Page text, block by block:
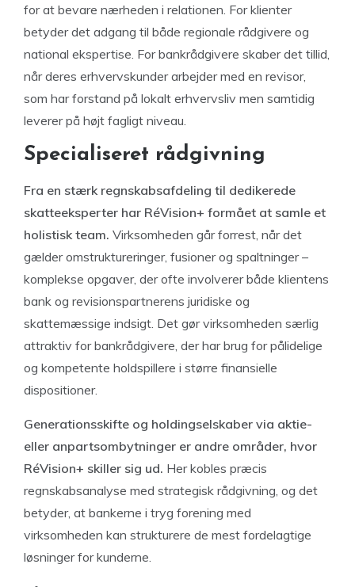
for at bevare nærheden i relationen. For klienter
betyder det adgang til både regionale rådgivere og
national ekspertise. For bankrådgivere skaber det tillid,
når deres erhvervskunder arbejder med en revisor,
som har forstand på lokalt erhvervsliv men samtidig
leverer på højt fagligt niveau.
Specialiseret rådgivning
Fra en stærk regnskabsafdeling til dedikerede
skatteeksperter har RéVision+ formået at samle et
holistisk team. Virksomheden går forrest, når det
gælder omstruktureringer, fusioner og spaltninger –
komplekse opgaver, der ofte involverer både klientens
bank og revisionspartnerens juridiske og
skattemæssige indsigt. Det gør virksomheden særlig
attraktiv for bankrådgivere, der har brug for pålidelige
og kompetente holdspillere i større finansielle
dispositioner.
Generationsskifte og holdingselskaber via aktie-
eller anpartsombytninger er andre områder, hvor
RéVision+ skiller sig ud. Her kobles præcis
regnskabsanalyse med strategisk rådgivning, og det
betyder, at bankerne i tryg forening med
virksomheden kan strukturere de mest fordelagtige
løsninger for kunderne.